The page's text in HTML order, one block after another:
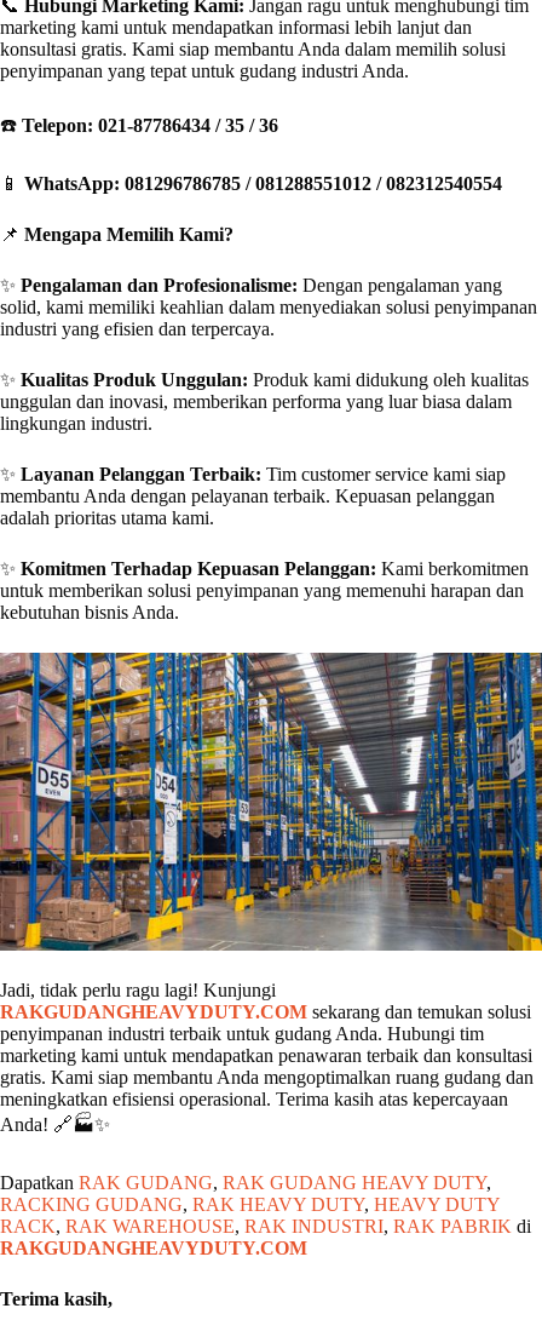
📞 Hubungi Marketing Kami: Jangan ragu untuk menghubungi tim
marketing kami untuk mendapatkan informasi lebih lanjut dan
konsultasi gratis. Kami siap membantu Anda dalam memilih solusi
penyimpanan yang tepat untuk gudang industri Anda.
☎️ Telepon: 021-87786434 / 35 / 36
📱 WhatsApp: 081296786785 / 081288551012 / 082312540554
📌 Mengapa Memilih Kami?
✨ Pengalaman dan Profesionalisme: Dengan pengalaman yang
solid, kami memiliki keahlian dalam menyediakan solusi penyimpanan
industri yang efisien dan terpercaya.
✨ Kualitas Produk Unggulan: Produk kami didukung oleh kualitas
unggulan dan inovasi, memberikan performa yang luar biasa dalam
lingkungan industri.
✨ Layanan Pelanggan Terbaik: Tim customer service kami siap
membantu Anda dengan pelayanan terbaik. Kepuasan pelanggan
adalah prioritas utama kami.
✨ Komitmen Terhadap Kepuasan Pelanggan: Kami berkomitmen
untuk memberikan solusi penyimpanan yang memenuhi harapan dan
kebutuhan bisnis Anda.
Jadi, tidak perlu ragu lagi! Kunjungi
RAKGUDANGHEAVYDUTY.COM sekarang dan temukan solusi
penyimpanan industri terbaik untuk gudang Anda. Hubungi tim
marketing kami untuk mendapatkan penawaran terbaik dan konsultasi
gratis. Kami siap membantu Anda mengoptimalkan ruang gudang dan
meningkatkan efisiensi operasional. Terima kasih atas kepercayaan
Anda! 🔗🏭✨
Dapatkan RAK GUDANG, RAK GUDANG HEAVY DUTY,
RACKING GUDANG, RAK HEAVY DUTY, HEAVY DUTY
RACK, RAK WAREHOUSE, RAK INDUSTRI, RAK PABRIK di
RAKGUDANGHEAVYDUTY.COM
Terima kasih,